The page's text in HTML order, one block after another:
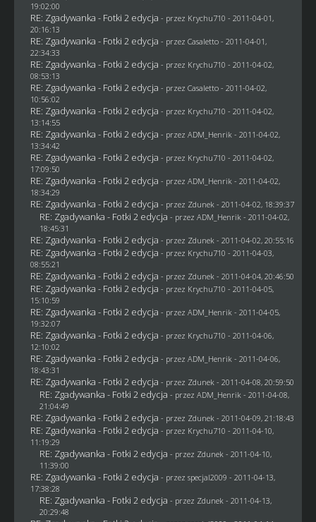
19:02:00
RE: Zgadywanka - Fotki 2 edycja - przez Krychu710 - 2011-04-01,
20:16:13
RE: Zgadywanka - Fotki 2 edycja - przez Casaletto- 2011-04-01,
22:34:33
RE: Zgadywanka - Fotki 2 edycja - przez Krychu710 - 2011-04-02,
08:53:13
RE: Zgadywanka - Fotki 2 edycja - przez Casaletto- 2011-04-02,
10:56:02
RE: Zgadywanka - Fotki 2 edycja - przez Krychu710 - 2011-04-02,
13:14:55
RE: Zgadywanka - Fotki 2 edycja - przez ADM_Henrik - 2011-04-02,
13:34:42
RE: Zgadywanka - Fotki 2 edycja - przez Krychu710 - 2011-04-02,
17:09:50
RE: Zgadywanka - Fotki 2 edycja - przez ADM_Henrik - 2011-04-02,
18:34:29
RE: Zgadywanka - Fotki 2 edycja - przez Zdunek - 2011-04-02, 18:39:37
RE: Zgadywanka - Fotki 2 edycja - przez ADM_Henrik - 2011-04-02,
18:45:31
RE: Zgadywanka - Fotki 2 edycja - przez Zdunek - 2011-04-02, 20:55:16
RE: Zgadywanka - Fotki 2 edycja - przez Krychu710 - 2011-04-03,
08:55:21
RE: Zgadywanka - Fotki 2 edycja - przez Zdunek - 2011-04-04, 20:46:50
RE: Zgadywanka - Fotki 2 edycja - przez Krychu710 - 2011-04-05,
15:10:59
RE: Zgadywanka - Fotki 2 edycja - przez ADM_Henrik - 2011-04-05,
19:32:07
RE: Zgadywanka - Fotki 2 edycja - przez Krychu710 - 2011-04-06,
12:10:02
RE: Zgadywanka - Fotki 2 edycja - przez ADM_Henrik - 2011-04-06,
18:43:31
RE: Zgadywanka - Fotki 2 edycja - przez Zdunek - 2011-04-08, 20:59:50
RE: Zgadywanka - Fotki 2 edycja - przez ADM_Henrik - 2011-04-08,
21:04:49
RE: Zgadywanka - Fotki 2 edycja - przez Zdunek - 2011-04-09, 21:18:43
RE: Zgadywanka - Fotki 2 edycja - przez Krychu710 - 2011-04-10,
11:19:29
RE: Zgadywanka - Fotki 2 edycja - przez Zdunek - 2011-04-10,
11:39:00
RE: Zgadywanka - Fotki 2 edycja - przez specjal2009 - 2011-04-13,
17:38:28
RE: Zgadywanka - Fotki 2 edycja - przez Zdunek - 2011-04-13,
20:29:48